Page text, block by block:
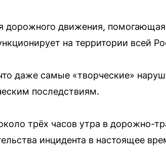
дорожного движения,
на территории всей
даже самые «творческие»
последствиям.
трёх часов утра в дорожно-
инцидента в настоящее